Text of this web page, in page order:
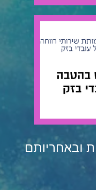
ובאחריותם